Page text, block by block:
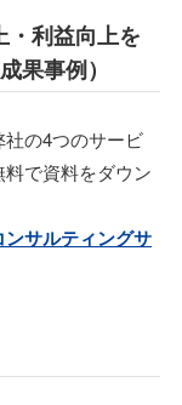
利益向上を
果事例）
の4つのサービ
で資料をダウン
サルティングサ